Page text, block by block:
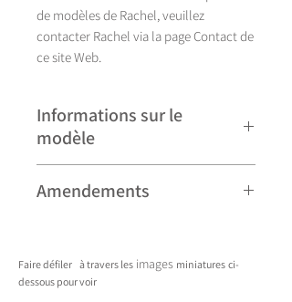
de modèles de Rachel, veuillez
contacter Rachel via la page Contact de
ce site Web.
Informations sur le
modèle
décline actuellement en seize coloris.
Amendements
mineures et peuvent donc différer
légèrement de ceux présentés. Toute
Faire défiler à travers les images miniatures ci-
dessous pour voir